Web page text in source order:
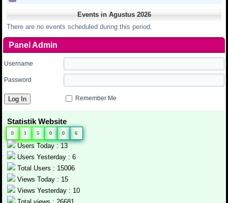
Events in Agustus 2026
There are no events scheduled during this period.
Panel Admin
Username
Password
Remember Me
Statistik Website
0 1 5 0 0 6
Users Today : 13
Users Yesterday : 6
Total Users : 15006
Views Today : 15
Views Yesterday : 10